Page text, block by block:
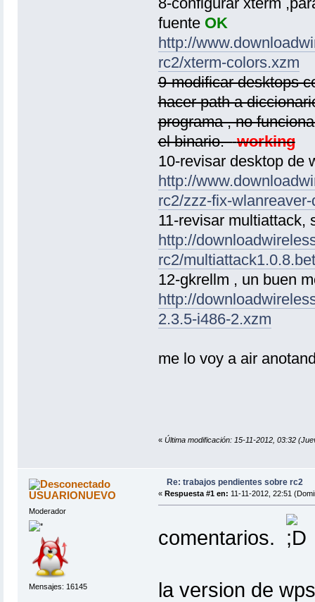
fuente OK
http://
rc2/xterm-colors.xzm
9-modificar desktops
hacer path a
programa , no
el binario. working
10-revisar desktop
http://
rc2/zzz-fix-
11-revisar
http://
rc2/
12-gkrellm , un buen
http://
2.3.5-i486-2.xzm
me lo voy a air
« Última modificación: 15-11-2012, 03:32
USUARIONUEVO
Moderador
Mensajes: 16145
Re: trabajos pendientes sobre rc2
« Respuesta #1 en: 11-11-2012, 22:51
comentarios.
la version de